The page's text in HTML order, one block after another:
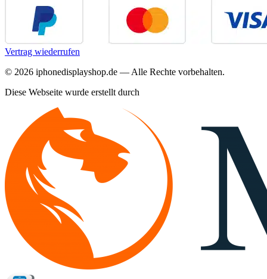
Vertrag wiederrufen
© 2026 iphonedisplayshop.de — Alle Rechte vorbehalten.
Diese Webseite wurde erstellt durch